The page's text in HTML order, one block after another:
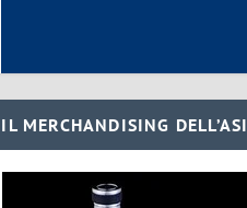
IL MERCHANDISING DELL’ASI